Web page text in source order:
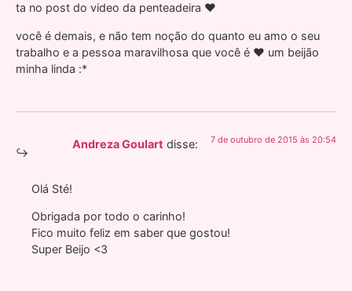
ta no post do video da penteadeira ♥
você é demais, e não tem noção do quanto eu amo o seu
trabalho e a pessoa maravilhosa que você é ♥ um beijão
minha linda :*
Andreza Goulart disse: 7 de outubro de 2015 às 20:54
Olá Sté!
Obrigada por todo o carinho!
Fico muito feliz em saber que gostou!
Super Beijo <3